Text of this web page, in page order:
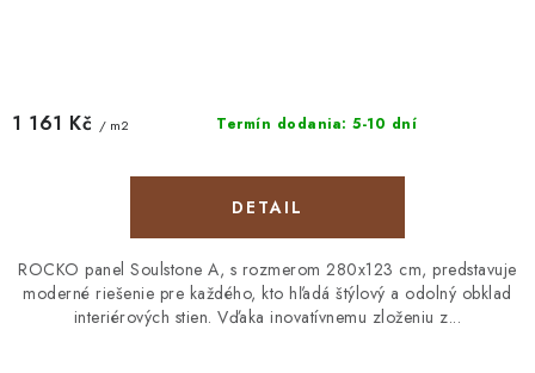
Termín dodania: 5-10 dní
1 161 Kč / m2
DETAIL
ROCKO panel Soulstone A, s rozmerom 280x123 cm, predstavuje
moderné riešenie pre každého, kto hľadá štýlový a odolný obklad
interiérových stien. Vďaka inovatívnemu zloženiu z...